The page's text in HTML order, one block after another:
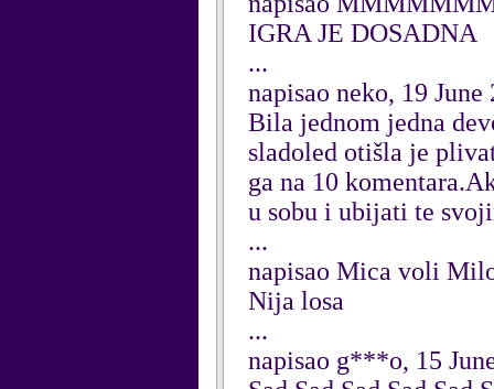
IGRA JE DOSADNA
...
napisao neko, 19 June
Bila jednom jedna
sladoled otišla je
ga na 10
u sobu i ubijati te
...
napisao Mica voli
Nija losa
...
napisao g***o, 15